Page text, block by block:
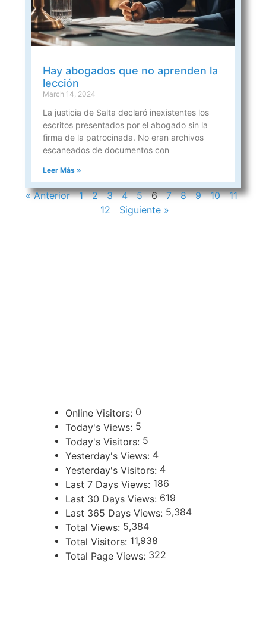
Hay abogados que no aprenden la
lección
March 14, 2024
La justicia de Salta declaró inexistentes los
escritos presentados por el abogado sin la
firma de la patrocinada. No eran archivos
escaneados de documentos con
Leer Más »
« Anterior 1 2 3 4 5 6 7 8 9 10
11
12
Siguiente »
Online Visitors: 0
Today's Views: 5
Today's Visitors: 5
Yesterday's Views: 4
Yesterday's Visitors: 4
Last 7 Days Views: 186
Last 30 Days Views: 619
Last 365 Days Views: 5,384
Total Views: 5,384
Total Visitors: 11,938
Total Page Views: 322